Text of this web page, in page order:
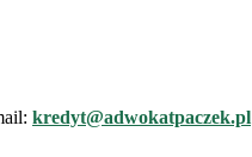
kredyt@adwokatpaczek.pl